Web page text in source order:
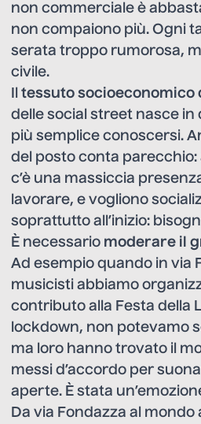
non commerciale è
non compaiono più. Ogni
serata troppo rumorosa,
civile.
tessuto socioeconomico
delle social street nasce in
più semplice conoscersi.
del posto conta
c’è una massiccia
lavorare, e vogliono
soprattutto all’inizio:
È necessario moderare il
Ad esempio quando in via
musicisti abbiamo
contributo alla Festa della
lockdown, non potevamo
ma loro hanno trovato il
messi d’accordo per
aperte. È stata
Da via Fondazza al mondo